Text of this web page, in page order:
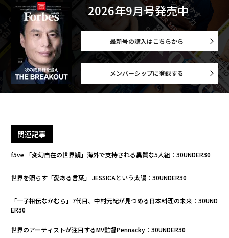
2026年9月号発売中
最新号の購入はこちらから
メンバーシップに登録する
関連記事
f5ve 「変幻自在の世界観」海外で支持される異質な5人組：30UNDER30
世界を照らす「愛ある言葉」 JESSICAという太陽：30UNDER30
「一子相伝なかむら」7代目、中村元紀が見つめる日本料理の未来：30UND
ER30
世界のアーティストが注目するMV監督Pennacky：30UNDER30